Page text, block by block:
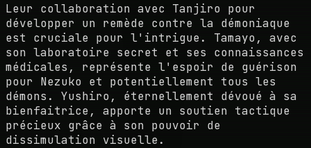
Leur collaboration avec Tanjiro pour
développer un remède contre la démoniaque
est cruciale pour l'intrigue. Tamayo, avec
son laboratoire secret et ses connaissances
médicales, représente l'espoir de guérison
pour Nezuko et potentiellement tous les
démons. Yushiro, éternellement dévoué à sa
bienfaitrice, apporte un soutien tactique
précieux grâce à son pouvoir de
dissimulation visuelle.